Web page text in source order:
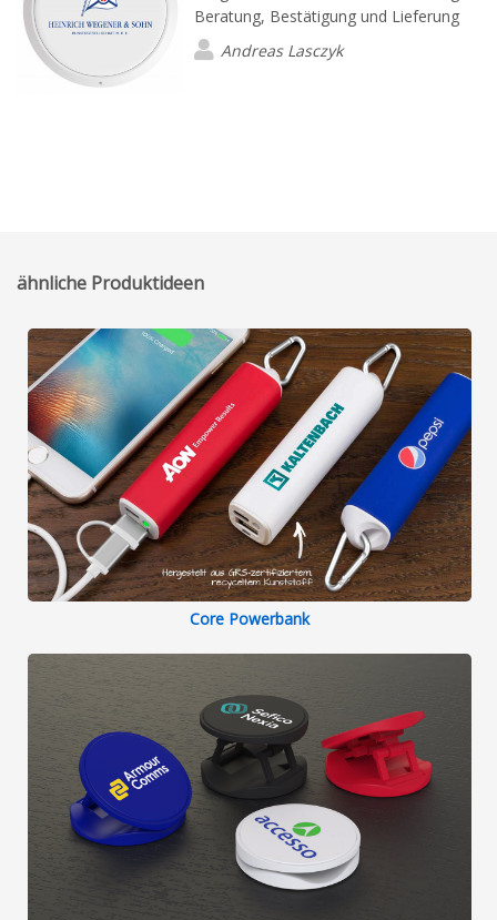
Beratung, Bestätigung und Lieferung
Andreas Lasczyk
ähnliche Produktideen
Core Powerbank